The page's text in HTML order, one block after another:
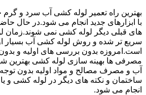
بهترین راه تعمیر لوله کشی آب سرد و
با ابزارهای جدید انجام می شود.در حال
های قبلی دیگر لوله کشی نمی شوند.زمان
سریع تر شده و روش لوله کشی آب بسیار
است.امروزه بدون بررسی های اولیه و
مصرفی ها بهینه سازی لوله کشی
آب و مصرف مصالح و مواد اولیه بدون توجه
ساختمان و نکته های دیگر در لوله کشی و
انجام می شود.